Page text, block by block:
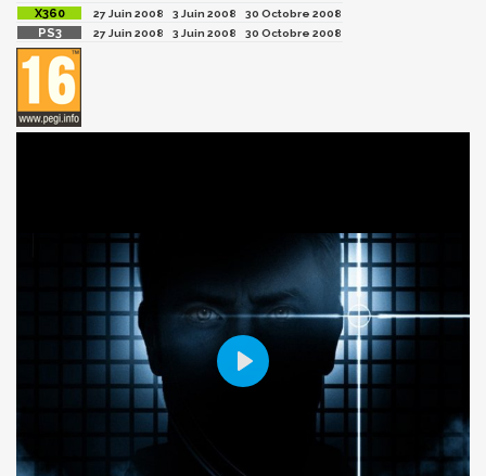
27 Juin 2008 3 Juin 2008
30 Octobre 2008
27 Juin 2008
3 Juin 2008 30 Octobre 2008